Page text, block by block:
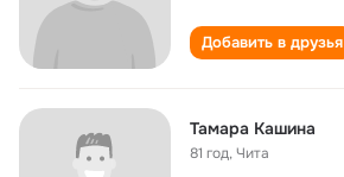
Добавить в друзья
Тамара Кашина
81 год,Чита